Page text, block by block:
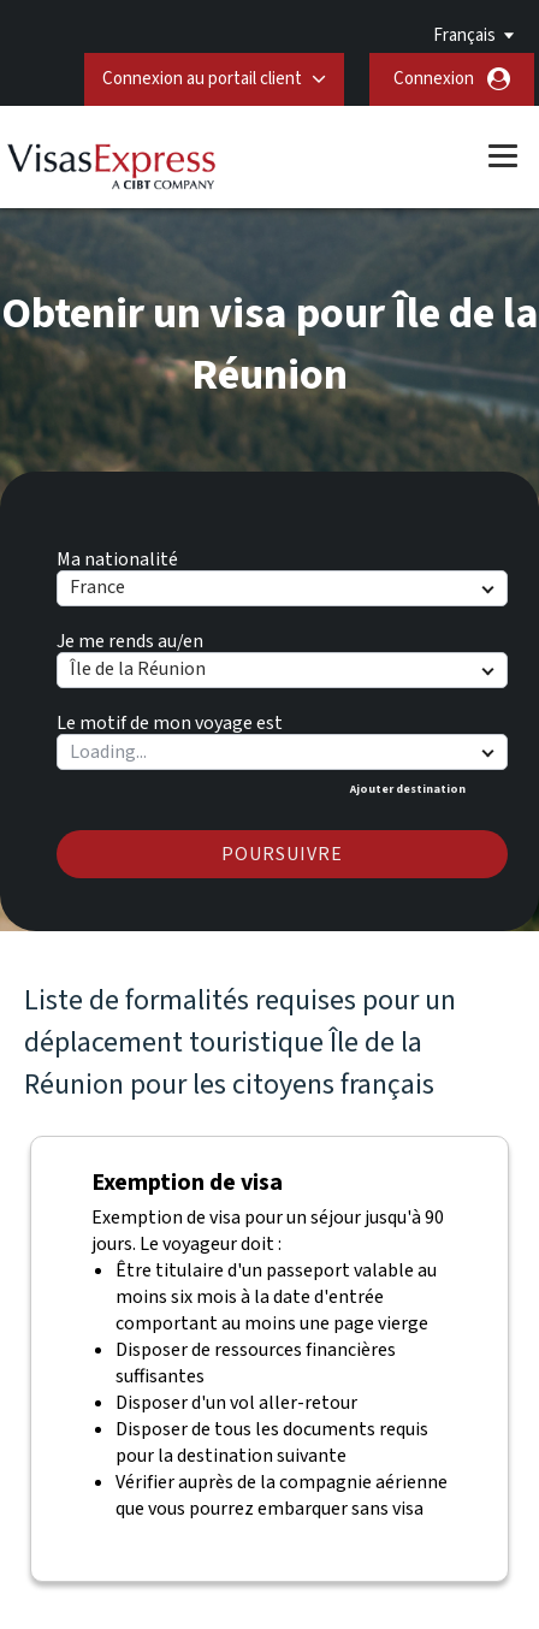
Français
Connexion au portail client
Connexion
Ma nationalité
France
Je me rends au/en
Île de la Réunion
Le motif de mon voyage est
Ajouter destination
POURSUIVRE
Obtenir un visa pour Île de la
Réunion
Liste de formalités requises pour un
déplacement touristique Île de la
Réunion pour les citoyens français
Exemption de visa
Exemption de visa pour un séjour jusqu'à 90
jours. Le voyageur doit :
Être titulaire d'un passeport valable au
moins six mois à la date d'entrée
comportant au moins une page vierge
Disposer de ressources financières
suffisantes
Disposer d'un vol aller-retour
Disposer de tous les documents requis
pour la destination suivante
Vérifier auprès de la compagnie aérienne
que vous pourrez embarquer sans visa